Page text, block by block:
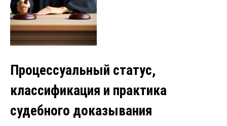
Процессуальный статус,
классификация и практика
судебного доказывания